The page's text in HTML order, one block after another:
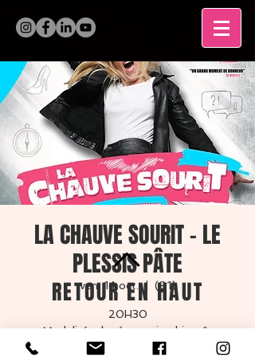
LA CHAUVE SOURIT - LE
PLESSIS PÂTE
ven. 14 oct.
  |
(91)
20H30
Modalités de réservation bientôt
disponibles
RETOUR EN HAUT
MENTIONS LÉGALES